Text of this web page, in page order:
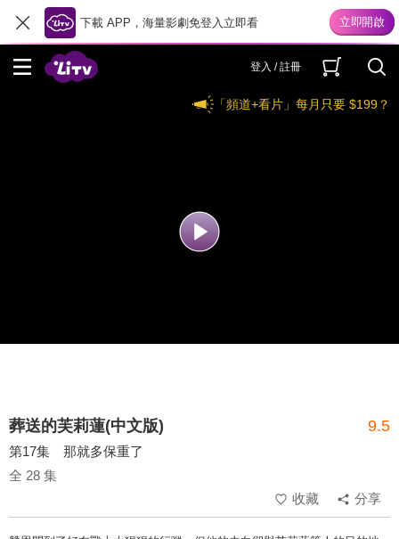
下載 APP，海量影劇免登入立即看
登入 / 註冊
「頻道+看片」每月只要 $199？
葬送的芙莉蓮(中文版) 9.5
第17集 那就多保重了
全 28 集
收藏
分享